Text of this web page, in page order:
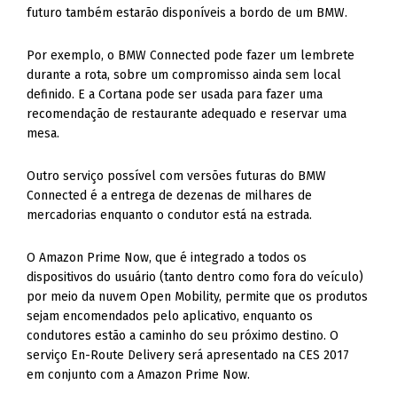
futuro também estarão disponíveis a bordo de um BMW.
Por exemplo, o BMW Connected pode fazer um lembrete
durante a rota, sobre um compromisso ainda sem local
definido. E a Cortana pode ser usada para fazer uma
recomendação de restaurante adequado e reservar uma
mesa.
Outro serviço possível com versões futuras do BMW
Connected é a entrega de dezenas de milhares de
mercadorias enquanto o condutor está na estrada.
O Amazon Prime Now, que é integrado a todos os
dispositivos do usuário (tanto dentro como fora do veículo)
por meio da nuvem Open Mobility, permite que os produtos
sejam encomendados pelo aplicativo, enquanto os
condutores estão a caminho do seu próximo destino. O
serviço En-Route Delivery será apresentado na CES 2017
em conjunto com a Amazon Prime Now.